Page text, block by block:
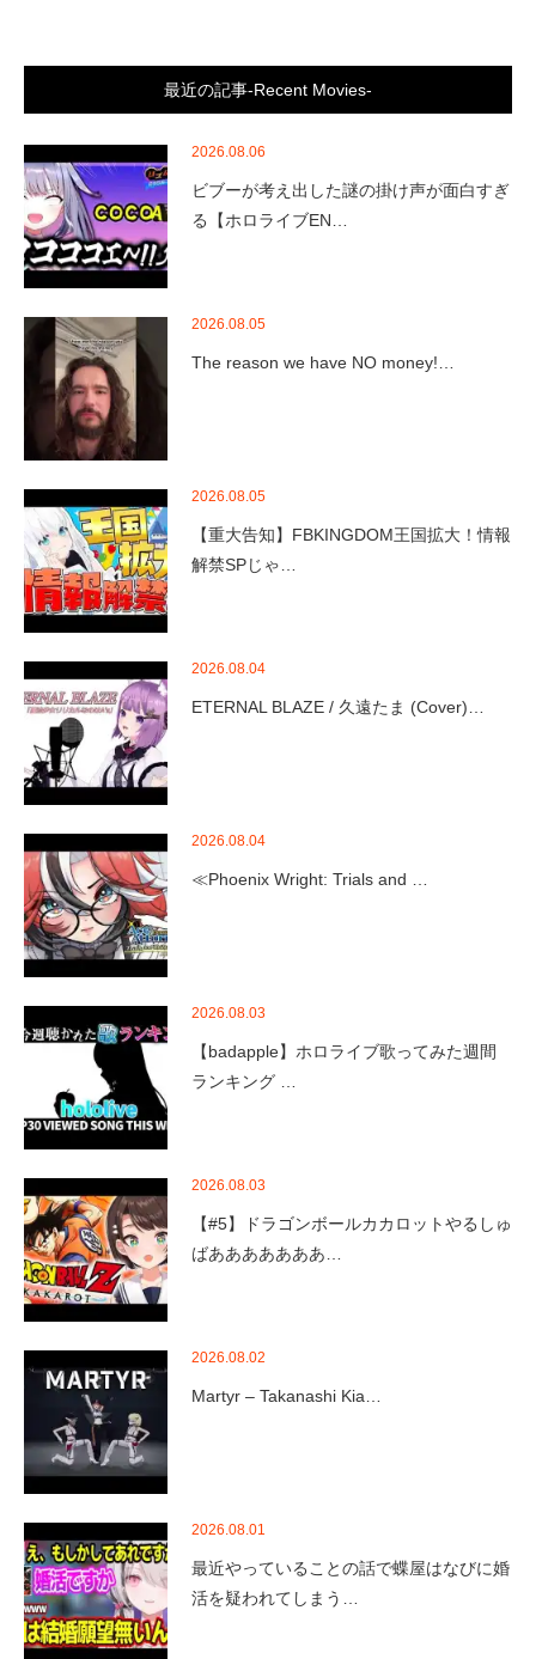
最近の記事-Recent Movies-
2026.08.06
ビブーが考え出した謎の掛け声が面白すぎ
る【ホロライブEN…
2026.08.05
The reason we have NO money!…
2026.08.05
【重大告知】FBKINGDOM王国拡大！情報
解禁SPじゃ…
2026.08.04
ETERNAL BLAZE / 久遠たま (Cover)…
2026.08.04
≪Phoenix Wright: Trials and …
2026.08.03
【badapple】ホロライブ歌ってみた週間
ランキング …
2026.08.03
【#5】ドラゴンボールカカロットやるしゅ
ばあああああああ…
2026.08.02
Martyr – Takanashi Kia…
2026.08.01
最近やっていることの話で蝶屋はなびに婚
活を疑われてしまう…